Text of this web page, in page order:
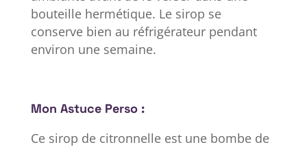
bouteille hermétique. Le sirop se
conserve bien au réfrigérateur pendant
environ une semaine.
Mon Astuce Perso :
Ce sirop de citronnelle est une bombe de